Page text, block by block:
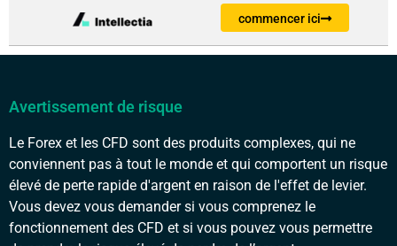
commencer ici
Avertissement de risque
Le Forex et les CFD sont des produits complexes, qui ne
conviennent pas à tout le monde et qui comportent un risque
élevé de perte rapide d'argent en raison de l'effet de levier.
Vous devez vous demander si vous comprenez le
fonctionnement des CFD et si vous pouvez vous permettre